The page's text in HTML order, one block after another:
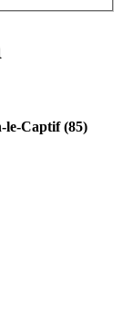
le-Captif (85)